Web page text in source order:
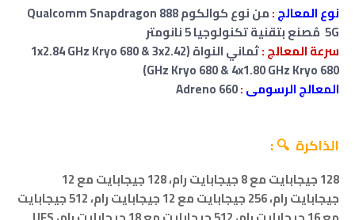
نوع المعالج:
من نوع كوالكوم Qualcomm Snapdragon 888
5G مُصنع بتقنية تكنولوجيا 5 نانومتر
سرعة المعالج :
ثماني النواة (1x2.84 GHz Kryo 680 & 3x2.42
GHz Kryo 680 & 4x1.80 GHz Kryo 680)
المعالج الرسومى:
Adreno 660
الذاكرة 🔍 :
128 جيجابايت مع 8 جيجابايت رام ،
128 جيجابايت مع 12
جيجابايت رام، 256
جيجابايت مع 12 جيجابايت رام، 512 جيجابايت